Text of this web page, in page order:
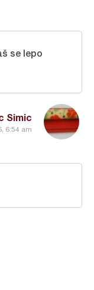
Simic
6:54 am
se lepo